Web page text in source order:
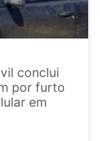
conclui
por furto
em